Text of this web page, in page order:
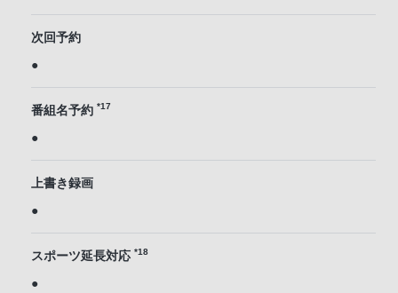
次回予約
●
番組名予約 *17
●
上書き録画
●
スポーツ延長対応 *18
●